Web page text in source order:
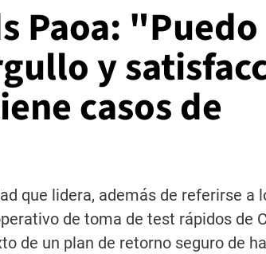
Paoa: "Puedo
y
casos de
que lidera, además de referirse a
de toma de test rápidos de
de un plan de retorno seguro de